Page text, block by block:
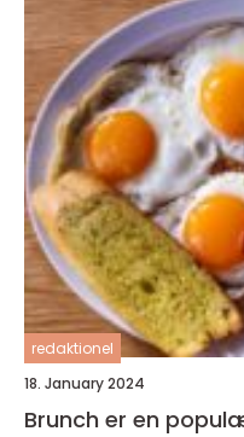
redaktionel
18. January 2024
Brunch er en